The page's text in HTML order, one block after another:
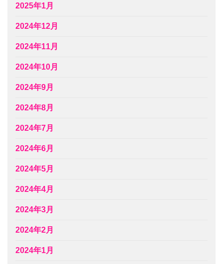
2025年1月
2024年12月
2024年11月
2024年10月
2024年9月
2024年8月
2024年7月
2024年6月
2024年5月
2024年4月
2024年3月
2024年2月
2024年1月